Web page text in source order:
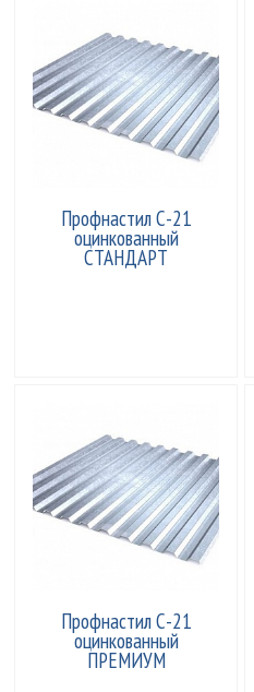
Профнастил С-21
оцинкованный
СТАНДАРТ
Профнастил С-21
оцинкованный
ПРЕМИУМ